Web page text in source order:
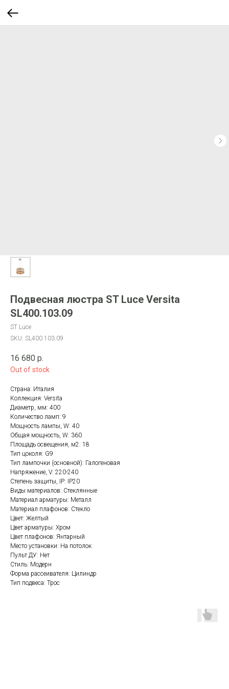
Подвесная люстра ST Luce Versita
SL400.103.09
ST Luce
SKU: SL400.103.09
16 680 р.
Out of stock
Страна: Италия
Коллекция: Versita
Диаметр, мм: 400
Количество ламп: 9
Мощность лампы, W: 40
Общая мощность, W: 360
Площадь освещения, м2: 18
Тип цоколя: G9
Тип лампочки (основной): Галогеновая
Напряжение, V: 220-240
Степень защиты, IP: IP20
Виды материалов: Стеклянные
Материал арматуры: Металл
Материал плафонов: Стекло
Цвет: Желтый
Цвет арматуры: Хром
Цвет плафонов: Янтарный
Место установки: На потолок
Пульт ДУ: Нет
Стиль: Модерн
Форма рассеивателя: Цилиндр
Тип подвеса: Трос